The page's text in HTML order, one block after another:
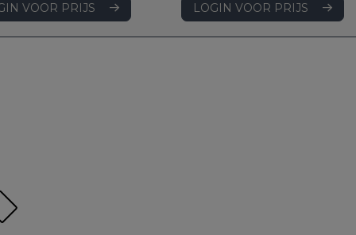
VOOR PRIJS LOGIN VOOR PRIJS